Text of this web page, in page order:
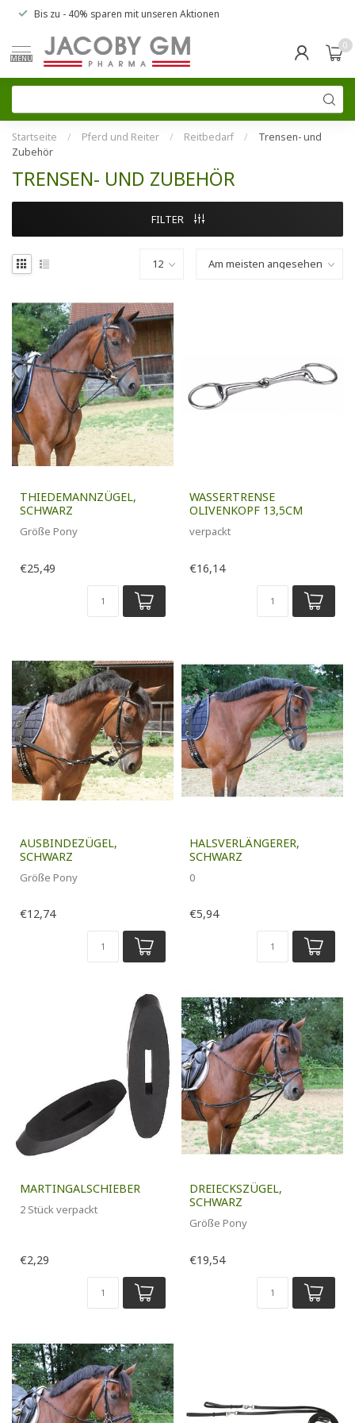
Bis zu - 40% sparen mit unseren Aktionen
MENU
0
Startseite / Pferd und Reiter / Reitbedarf /
Trensen- und
Zubehör
TRENSEN- UND ZUBEHÖR
FILTER
THIEDEMANNZÜGEL,
SCHWARZ
Größe Pony
€25,49
WASSERTRENSE
OLIVENKOPF 13,5CM
verpackt
€16,14
AUSBINDEZÜGEL,
SCHWARZ
Größe Pony
€12,74
HALSVERLÄNGERER,
SCHWARZ
0
€5,94
MARTINGALSCHIEBER
2 Stück verpackt
€2,29
DREIECKSZÜGEL,
SCHWARZ
Größe Pony
€19,54